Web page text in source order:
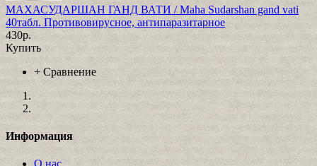
МАХАСУДАРШАН ГАНД ВАТИ / Maha Sudarshan gand vati
40табл. Противовирусное, антипаразитарное
430р.
Купить
+ Сравнение
Информация